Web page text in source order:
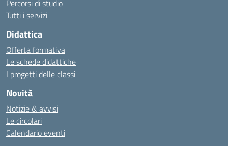
Percorsi di studio
Tutti i servizi
Didattica
Offerta formativa
Le schede didattiche
I progetti delle classi
Novità
Notizie & avvisi
Le circolari
Calendario eventi